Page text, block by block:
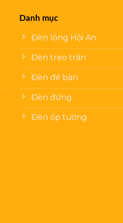
Danh mục
Đèn lồng Hội An
Đèn treo trần
Đèn để bàn
Đèn đứng
Đèn ốp tường